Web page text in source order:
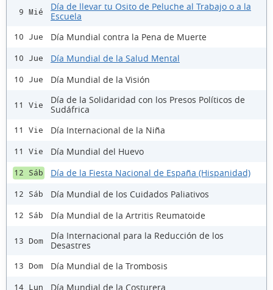
9 Mié
Día de llevar tu Osito de Peluche al Trabajo o a la
Escuela
10 Jue Día Mundial contra la Pena de Muerte
10 Jue Día Mundial de la Salud Mental
10 Jue Día Mundial de la Visión
11 Vie
Día de la Solidaridad con los Presos Políticos de
Sudáfrica
11 Vie Día Internacional de la Niña
11 Vie Día Mundial del Huevo
12 Sáb Día de la Fiesta Nacional de España (Hispanidad)
12 Sáb Día Mundial de los Cuidados Paliativos
12 Sáb Día Mundial de la Artritis Reumatoide
13 Dom
Día Internacional para la Reducción de los
Desastres
13 Dom Día Mundial de la Trombosis
14 Lun Día Mundial de la Costurera